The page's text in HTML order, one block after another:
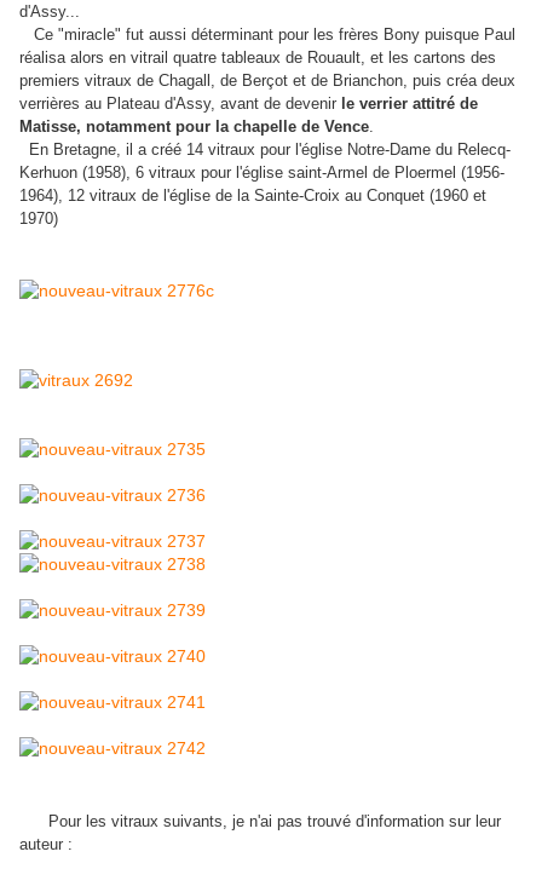
d'Assy...
Ce "miracle" fut aussi déterminant pour les frères Bony puisque Paul
réalisa alors en vitrail quatre tableaux de Rouault, et les cartons des
premiers vitraux de Chagall, de Berçot et de Brianchon, puis créa deux
verrières au Plateau d'Assy, avant de devenir le verrier attitré de
Matisse, notamment pour la chapelle de Vence.
En Bretagne, il a créé 14 vitraux pour l'église Notre-Dame du Relecq-
Kerhuon (1958), 6 vitraux pour l'église saint-Armel de Ploermel (1956-
1964), 12 vitraux de l'église de la Sainte-Croix au Conquet (1960 et
1970)
Pour les vitraux suivants, je n'ai pas trouvé d'information sur leur
auteur :